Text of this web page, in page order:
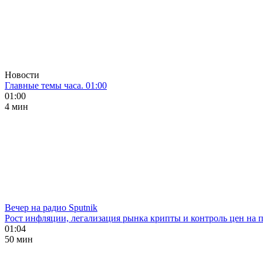
Новости
Главные темы часа. 01:00
01:00
4 мин
Вечер на радио Sputnik
Рост инфляции, легализация рынка крипты и контроль цен на
01:04
50 мин